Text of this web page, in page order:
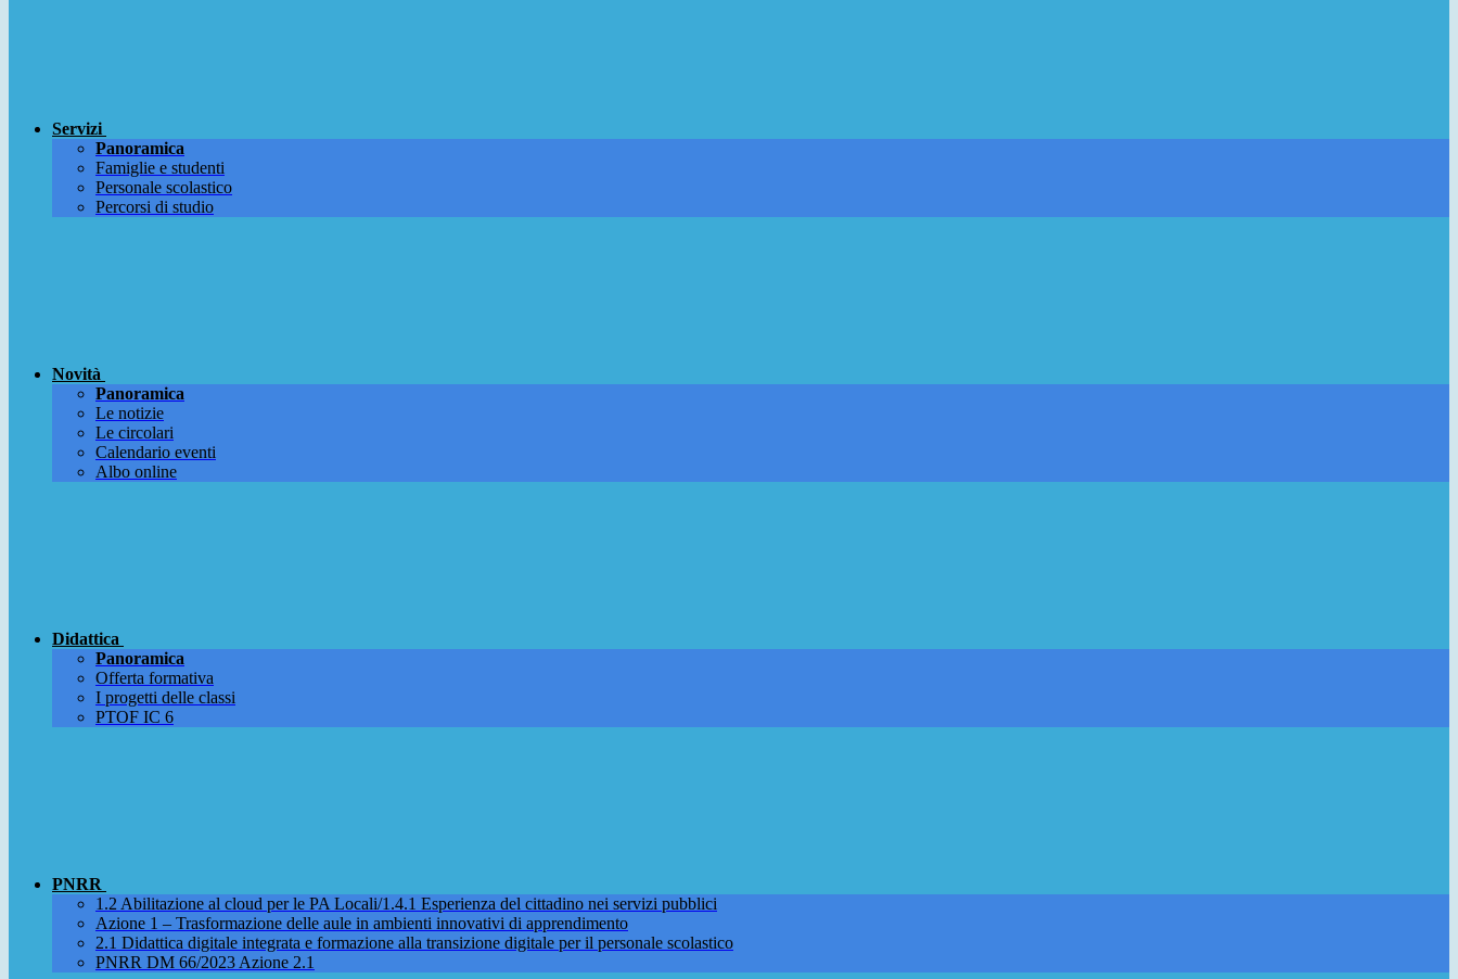
Servizi
Panoramica
Famiglie e studenti
Personale scolastico
Percorsi di studio
Novità
Panoramica
Le notizie
Le circolari
Calendario eventi
Albo online
Didattica
Panoramica
Offerta formativa
I progetti delle classi
PTOF IC 6
PNRR
1.2 Abilitazione al cloud per le PA Locali/1.4.1 Esperienza del cittadino nei servizi pubblici
Azione 1 – Trasformazione delle aule in ambienti innovativi di apprendimento
2.1 Didattica digitale integrata e formazione alla transizione digitale per il personale scolastico
PNRR DM 66/2023 Azione 2.1